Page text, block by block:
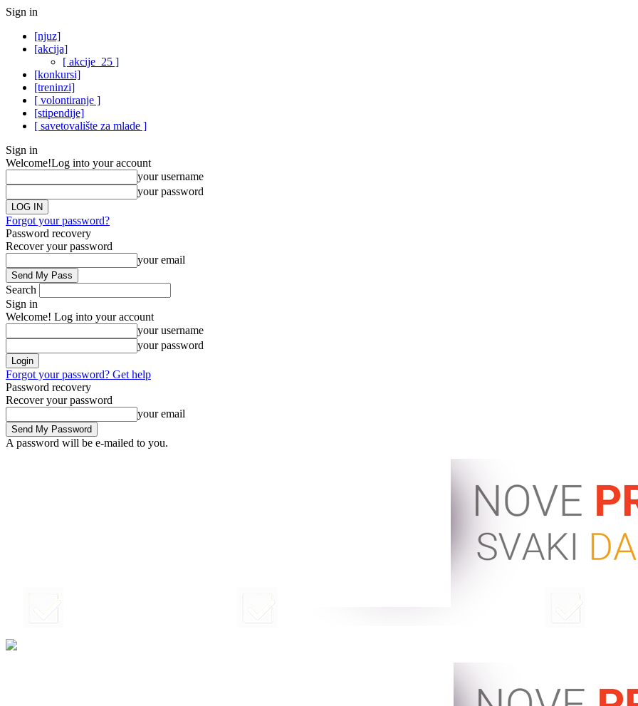
Sign in
[njuz]
[akcija]
[ akcije_25 ]
[konkursi]
[treninzi]
[ volontiranje ]
[stipendije]
[ savetovalište za mlade ]
Sign in
Welcome!Log into your account
your username
your password
Forgot your password?
Password recovery
Recover your password
your email
Search
Sign in
Welcome! Log into your account
your username
your password
Forgot your password? Get help
Password recovery
Recover your password
your email
A password will be e-mailed to you.